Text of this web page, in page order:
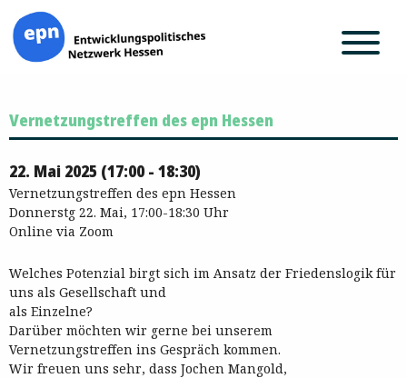
Inhalt
springen
Vernetzungstreffen des epn Hessen
22. Mai 2025 (17:00 - 18:30)
Vernetzungstreffen des epn Hessen
Donnerstg 22. Mai, 17:00-18:30 Uhr
Online via Zoom
Welches Potenzial birgt sich im Ansatz der Friedenslogik für
uns als Gesellschaft und
als Einzelne?
Darüber möchten wir gerne bei unserem
Vernetzungstreffen ins Gespräch kommen.
Wir freuen uns sehr, dass Jochen Mangold,